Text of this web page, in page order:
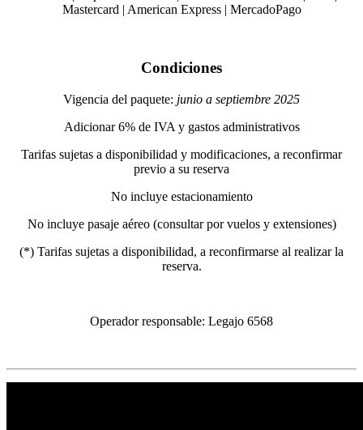
cuadrada) mas o menos entre Lincoln Road, Sixth
encontramos docenas de edificios restaurados de esa
característica arquitectura.
Miami Beach proporciona una gran cantidad de
lugares para la vida nocturna. Los grandes hoteles
tienen elaborados espectáculos y el Distrito Art Deco
está lleno de bares y centros nocturnos. Busque una
Beach» en cualquier hotel. Ahí encontrará una lista
completa de todos los eventos en materia de
espectáculos y entretenimientos.
Mastercard | American Express | MercadoPago
Condiciones
Vigencia del paquete: junio a septiembre 2025
Adicionar 6% de IVA y gastos administrativos
Tarifas sujetas a disponibilidad y modificaciones, a reconfirmar
previo a su reserva
No incluye estacionamiento
No incluye pasaje aéreo (consultar por vuelos y extensiones)
(*) Tarifas sujetas a disponibilidad, a reconfirmarse al realizar la
reserva.
Operador responsable: Legajo 6568